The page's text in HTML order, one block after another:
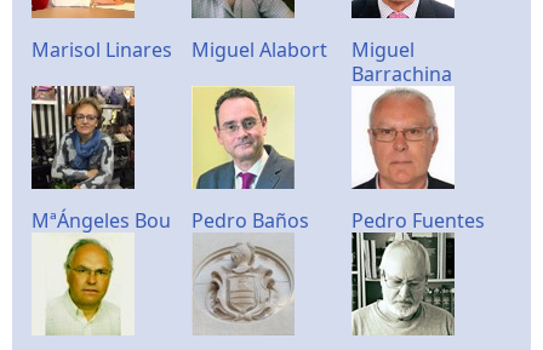
Marisol Linares Miguel Alabort
Miguel
Barrachina
MªÁngeles Bou Pedro Baños Pedro Fuentes